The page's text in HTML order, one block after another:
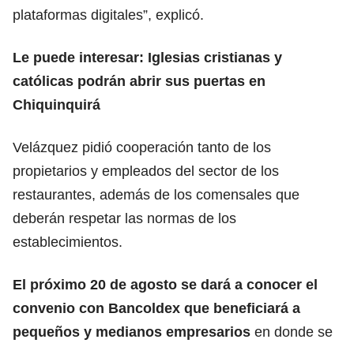
plataformas digitales”, explicó.
Le puede interesar: Iglesias cristianas y
católicas podrán abrir sus puertas en
Chiquinquirá
Velázquez pidió cooperación tanto de los
propietarios y empleados del sector de los
restaurantes, además de los comensales que
deberán respetar las normas de los
establecimientos.
El próximo 20 de agosto se dará a conocer el
convenio con Bancoldex que beneficiará a
pequeños y medianos empresarios en donde se